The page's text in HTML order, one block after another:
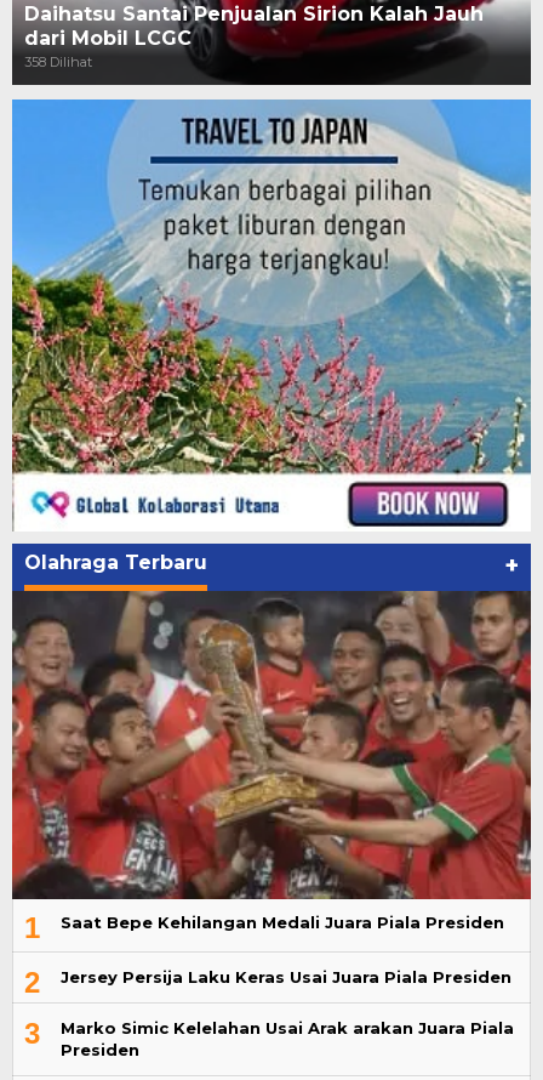
Daihatsu Santai Penjualan Sirion Kalah Jauh
dari Mobil LCGC
358 Dilihat
Olahraga Terbaru +
1 Saat Bepe Kehilangan Medali Juara Piala Presiden
2 Jersey Persija Laku Keras Usai Juara Piala Presiden
3
Marko Simic Kelelahan Usai Arak arakan Juara Piala
Presiden